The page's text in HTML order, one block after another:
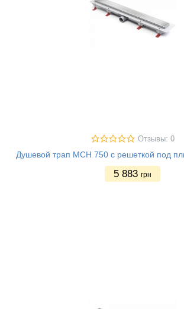
Отзывы: 0
Душевой трап MCH 750 с решеткой под
5 883 грн